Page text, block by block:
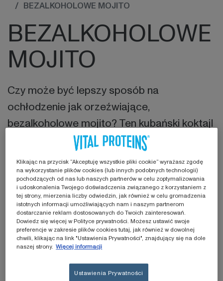
BEZALKOHOLOWE MOJITO
BEZALKOHOLOWE
MOJITO
Czy może być lepszy sposób na
ochłodzenie jak orzeźwiające,
bezalkoholowe mojito? Ten kubański koktajl
to bezkonkurencyjny klasyk, który ugasi
pragnienie nawet w najgorętszy dzień lata.
Słodko-kwaśna kompozycja z nutką mięty
to połączenie zaledwie kilku składników,
które dają niepowtarzalny smak. W naszej
wersji bezalkoholowe mojito zostało
dodatkowo wzbogacone kolagenem Vital
Klikając na przycisk “Akceptuję wszystkie pliki cookie” wyrażasz zgodę
na wykorzystanie plików cookies (lub innych podobnych technologii)
pochodzących od nas lub naszych partnerów w celu zoptymalizowania
i udoskonalenia Twojego doświadczenia związanego z korzystaniem z
tej strony, mierzenia liczby odwiedzin, jak również w celu gromadzenia
istotnych informacji umożliwiających nam i naszym partnerom
dostarczanie reklam dostosowanych do Twoich zainteresowań.
Dowiedz się więcej w Polityce prywatności. Możesz ustawić swoje
preferencje w zakresie plików cookies tutaj, jak również w dowolnej
chwili, klikając na link "Ustawienia Prywatności", znajdujący się na dole
naszej strony. Więcej informacji
Ustawienia Prywatności